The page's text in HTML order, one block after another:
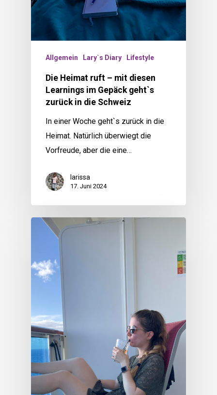
Allgemein Lary`s Diary Lifestyle
Die Heimat ruft – mit diesen
Learnings im Gepäck geht`s
zurück in die Schweiz
In einer Woche geht`s zurück in die
Heimat. Natürlich überwiegt die
Vorfreude, aber die eine…
larissa
17. Juni 2024